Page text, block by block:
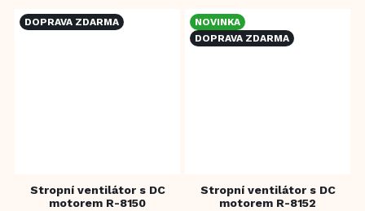
DOPRAVA ZDARMA
Stropní ventilátor s DC
motorem R-8150
NOVINKA
DOPRAVA ZDARMA
Stropní ventilátor s DC
motorem R-8152